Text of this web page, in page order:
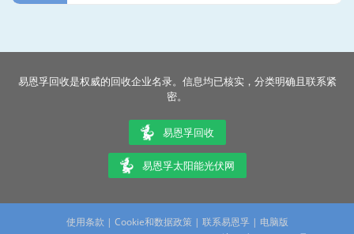
易恩孚回收是权威的回收企业名录。信息均已核实，分类明确且联系紧
密。
易恩孚回收
易恩孚太阳能光伏网
使用条款 | Cookie和数据政策| 联系易恩孚 | 电脑版